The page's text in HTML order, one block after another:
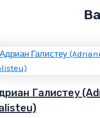
Галистеу